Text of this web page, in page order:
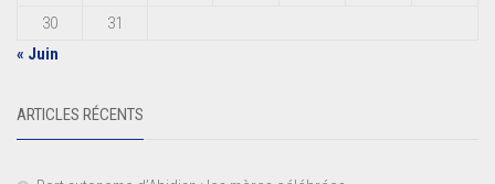
30
31
« Juin
ARTICLES RÉCENTS